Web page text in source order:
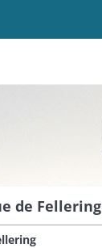
de Fellering